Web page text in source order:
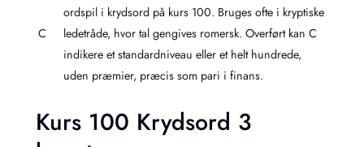
C
ordspil i krydsord på kurs 100. Bruges ofte i kryptiske
ledetråde, hvor tal gengives romersk. Overført kan C
indikere et standardniveau eller et helt hundrede,
uden præmier, præcis som pari i finans.
Kurs 100 Krydsord 3